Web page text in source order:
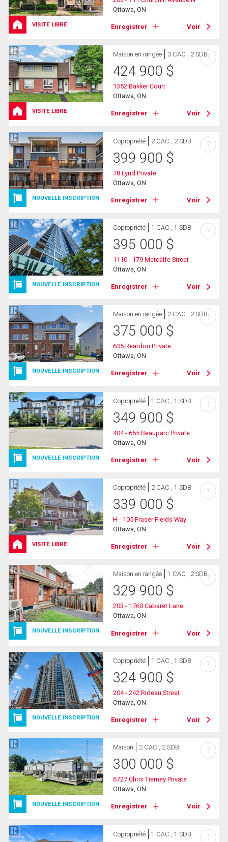
VISITE LIBRE
Ottawa, ON
Enregistrer Voir
VISITE LIBRE
Maison en rangée 3 CAC , 2 SDB
424 900 $
1352 Bakker Court
Ottawa, ON
Enregistrer Voir
?
NOUVELLE INSCRIPTION
Copropriété 2 CAC , 2 SDB
399 900 $
78 Lyrid Private
Ottawa, ON
Enregistrer Voir
?
NOUVELLE INSCRIPTION
Copropriété 1 CAC , 1 SDB
395 000 $
1110 - 179 Metcalfe Street
Ottawa, ON
Enregistrer Voir
?
NOUVELLE INSCRIPTION
Maison en rangée 2 CAC , 2 SDB
375 000 $
635 Reardon Private
Ottawa, ON
Enregistrer Voir
?
NOUVELLE INSCRIPTION
Copropriété 1 CAC , 1 SDB
349 900 $
404 - 655 Beauparc Private
Ottawa, ON
Enregistrer Voir
?
VISITE LIBRE
Copropriété 2 CAC , 1 SDB
339 000 $
H - 105 Fraser Fields Way
Ottawa, ON
Enregistrer Voir
?
NOUVELLE INSCRIPTION
Maison en rangée 1 CAC , 2 SDB
329 900 $
203 - 1760 Cabaret Lane
Ottawa, ON
Enregistrer Voir
?
NOUVELLE INSCRIPTION
Copropriété 1 CAC , 1 SDB
324 900 $
204 - 242 Rideau Street
Ottawa, ON
Enregistrer Voir
?
NOUVELLE INSCRIPTION
Maison 2 CAC , 2 SDB
300 000 $
6727 Chris Tierney Private
Ottawa, ON
Enregistrer Voir
?
Copropriété 1 CAC , 1 SDB ?